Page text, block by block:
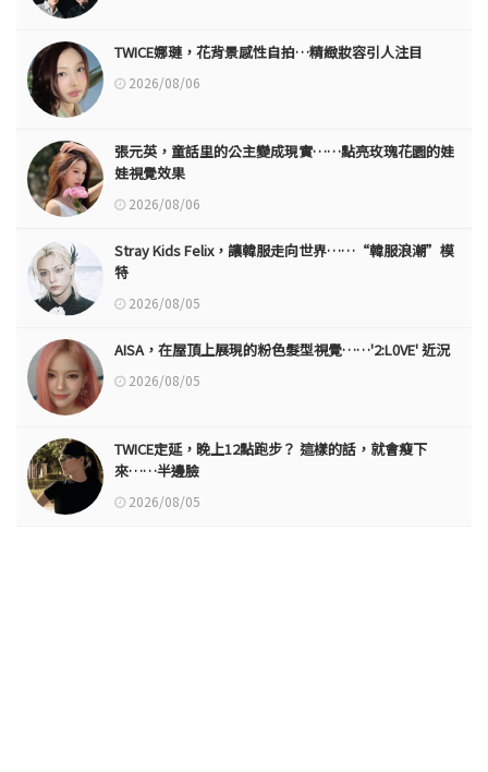
TWICE娜璉，花背景感性自拍…精緻妝容引人注目
2026/08/06
張元英，童話里的公主變成現實……點亮玫瑰花園的娃
娃視覺效果
2026/08/06
Stray Kids Felix，讓韓服走向世界……“韓服浪潮”模
特
2026/08/05
AISA，在屋頂上展現的粉色髮型視覺……'2:L0VE' 近況
2026/08/05
TWICE定延，晚上12點跑步？ 這樣的話，就會瘦下
來……半邊臉
2026/08/05